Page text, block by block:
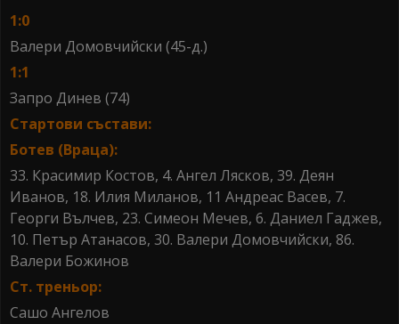
1:0
Валери Домовчийски (45-д.)
1:1
Запро Динев (74)
Стартови състави:
Ботев (Враца):
33. Красимир Костов, 4. Ангел Лясков, 39. Деян
Иванов, 18. Илия Миланов, 11 Андреас Васев, 7.
Георги Вълчев, 23. Симеон Мечев, 6. Даниел Гаджев,
10. Петър Атанасов, 30. Валери Домовчийски, 86.
Валери Божинов
Ст. треньор:
Сашо Ангелов